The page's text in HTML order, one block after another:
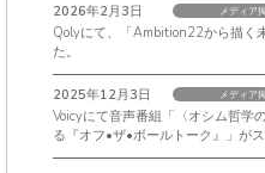
Qolyにて、「Ambition22から描く
た。
2026年2月3日 メディア
Voicyにて音声番組「〈オシム哲学
る『オフ•ザ•ボールトーク』」が
2025年12月3日 メディア